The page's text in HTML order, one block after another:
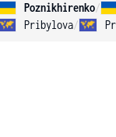
Poznikhirenko/
Pribylova/